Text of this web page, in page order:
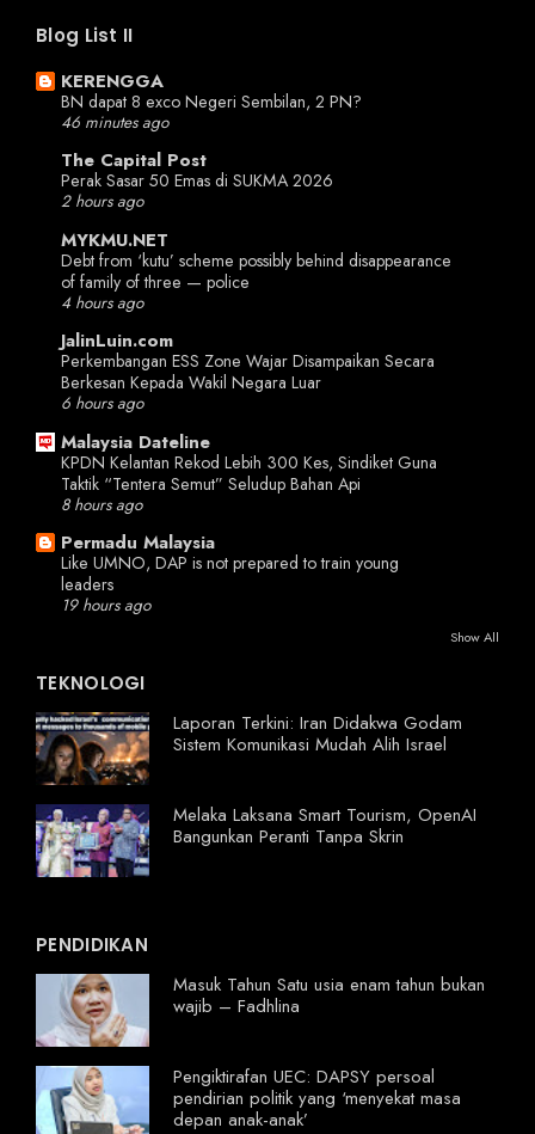
Blog List II
KERENGGA
BN dapat 8 exco Negeri Sembilan, 2 PN?
46 minutes ago
The Capital Post
Perak Sasar 50 Emas di SUKMA 2026
2 hours ago
MYKMU.NET
Debt from ‘kutu’ scheme possibly behind disappearance
of family of three — police
4 hours ago
JalinLuin.com
Perkembangan ESS Zone Wajar Disampaikan Secara
Berkesan Kepada Wakil Negara Luar
6 hours ago
Malaysia Dateline
KPDN Kelantan Rekod Lebih 300 Kes, Sindiket Guna
Taktik “Tentera Semut” Seludup Bahan Api
8 hours ago
Permadu Malaysia
Like UMNO, DAP is not prepared to train young
leaders
19 hours ago
Show All
TEKNOLOGI
Laporan Terkini: Iran Didakwa Godam
Sistem Komunikasi Mudah Alih Israel
Melaka Laksana Smart Tourism, OpenAI
Bangunkan Peranti Tanpa Skrin
PENDIDIKAN
Masuk Tahun Satu usia enam tahun bukan
wajib – Fadhlina
Pengiktirafan UEC: DAPSY persoal
pendirian politik yang ‘menyekat masa
depan anak-anak’